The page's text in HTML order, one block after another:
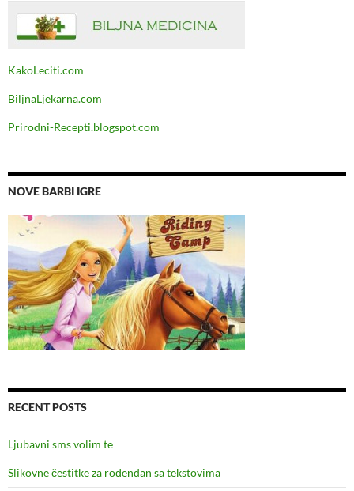
KakoLeciti.com
BiljnaLjekarna.com
Prirodni-Recepti.blogspot.com
NOVE BARBI IGRE
RECENT POSTS
Ljubavni sms volim te
Slikovne čestitke za rođendan sa tekstovima